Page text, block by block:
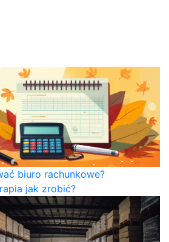
biuro rachunkowe?
jak zrobić?